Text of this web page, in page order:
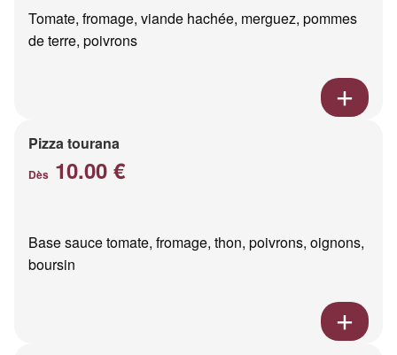
Tomate, fromage, viande hachée, merguez, pommes
de terre, poivrons
Pizza tourana
Dès 10.00 €
Base sauce tomate, fromage, thon, poivrons, oignons,
boursin